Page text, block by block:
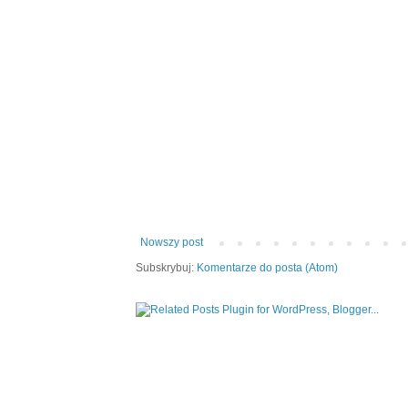
Nowszy post
Subskrybuj: Komentarze do posta (Atom)